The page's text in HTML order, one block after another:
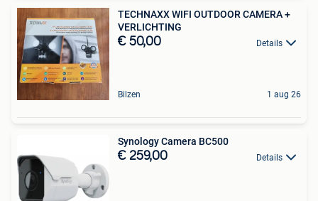
TECHNAXX WIFI OUTDOOR CAMERA +
VERLICHTING
€ 50,00 Details
Bilzen 1 aug 26
Synology Camera BC500
€ 259,00 Details